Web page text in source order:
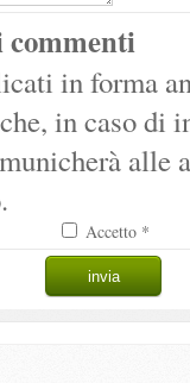
in forma
in caso
alle
Accetto *